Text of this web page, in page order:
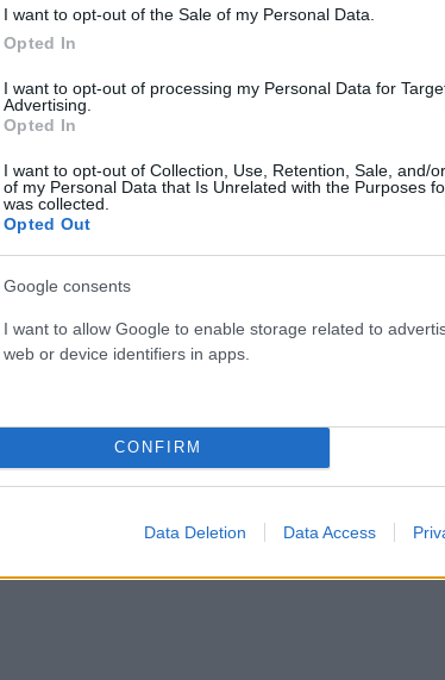
I want to opt-out of the Sale of my Personal Data.
Opted In
I want to opt-out of processing my Personal Data for
Advertising.
Opted In
I want to opt-out of Collection, Use, Retention, Sale, and/
of my Personal Data that Is Unrelated with the Purposes
was collected.
Opted Out
Google consents
I want to allow Google to enable storage related to
web or device identifiers in apps.
CONFIRM
Data Deletion Data Access
από βορειοδυτικές διευθύνσεις 2
δυτικές διευθύνσεις 3 έως 5 μποφόρ.
και από το μεσημέρι 4 έως 6 μποφόρ.
και απόγευμα οπότε υπάρχει και
αρχικά από βορειοδυτικές
Η ορατότητα έως το πρωί θα είναι
σχετικά αυξημένες. Η θερμοκρασία